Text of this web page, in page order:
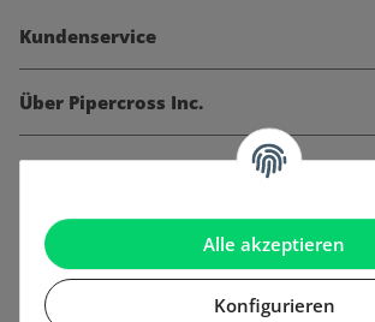
Alle akzeptieren
Konfigurieren
Kundenservice
Über Pipercross Inc.
Informationen
Gesetzliche Informationen